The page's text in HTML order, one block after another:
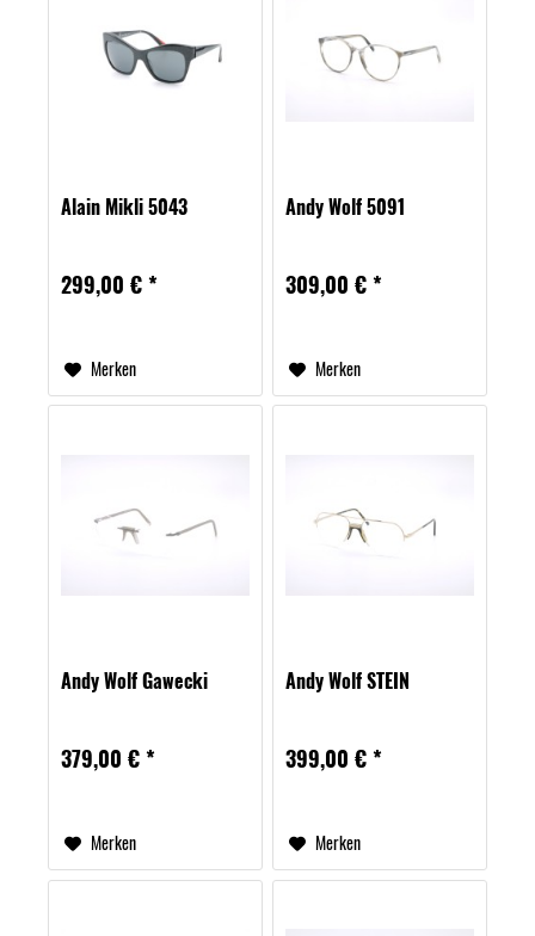
Alain Mikli 5043
299,00 € *
Merken
Andy Wolf 5091
309,00 € *
Merken
Andy Wolf Gawecki
379,00 € *
Merken
Andy Wolf STEIN
399,00 € *
Merken